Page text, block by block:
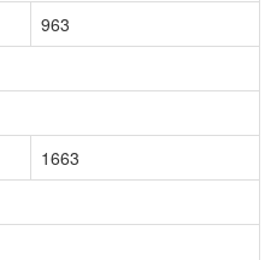
963
1663